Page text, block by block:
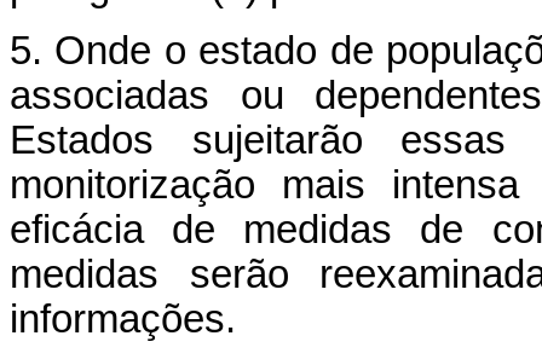
5. Onde o estado de
associadas ou
Estados sujeitarão
monitorização mais
eficácia de medidas de
medidas serão
informações.